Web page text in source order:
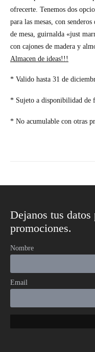
ofrecerte. Tenemos dos
para las mesas, con
de mesa, guirnalda «just
con cajones de madera y
Almacen de ideas!!!
* Valido hasta 31 de
* Sujeto a disponibilidad de
* No acumulable con otras
Dejanos tus datos
promociones.
Nombre
Email